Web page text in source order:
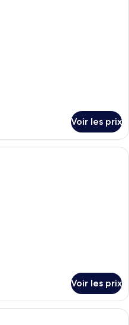
Voir les prix
Une chambre moderne avec un lit,
Voir les prix